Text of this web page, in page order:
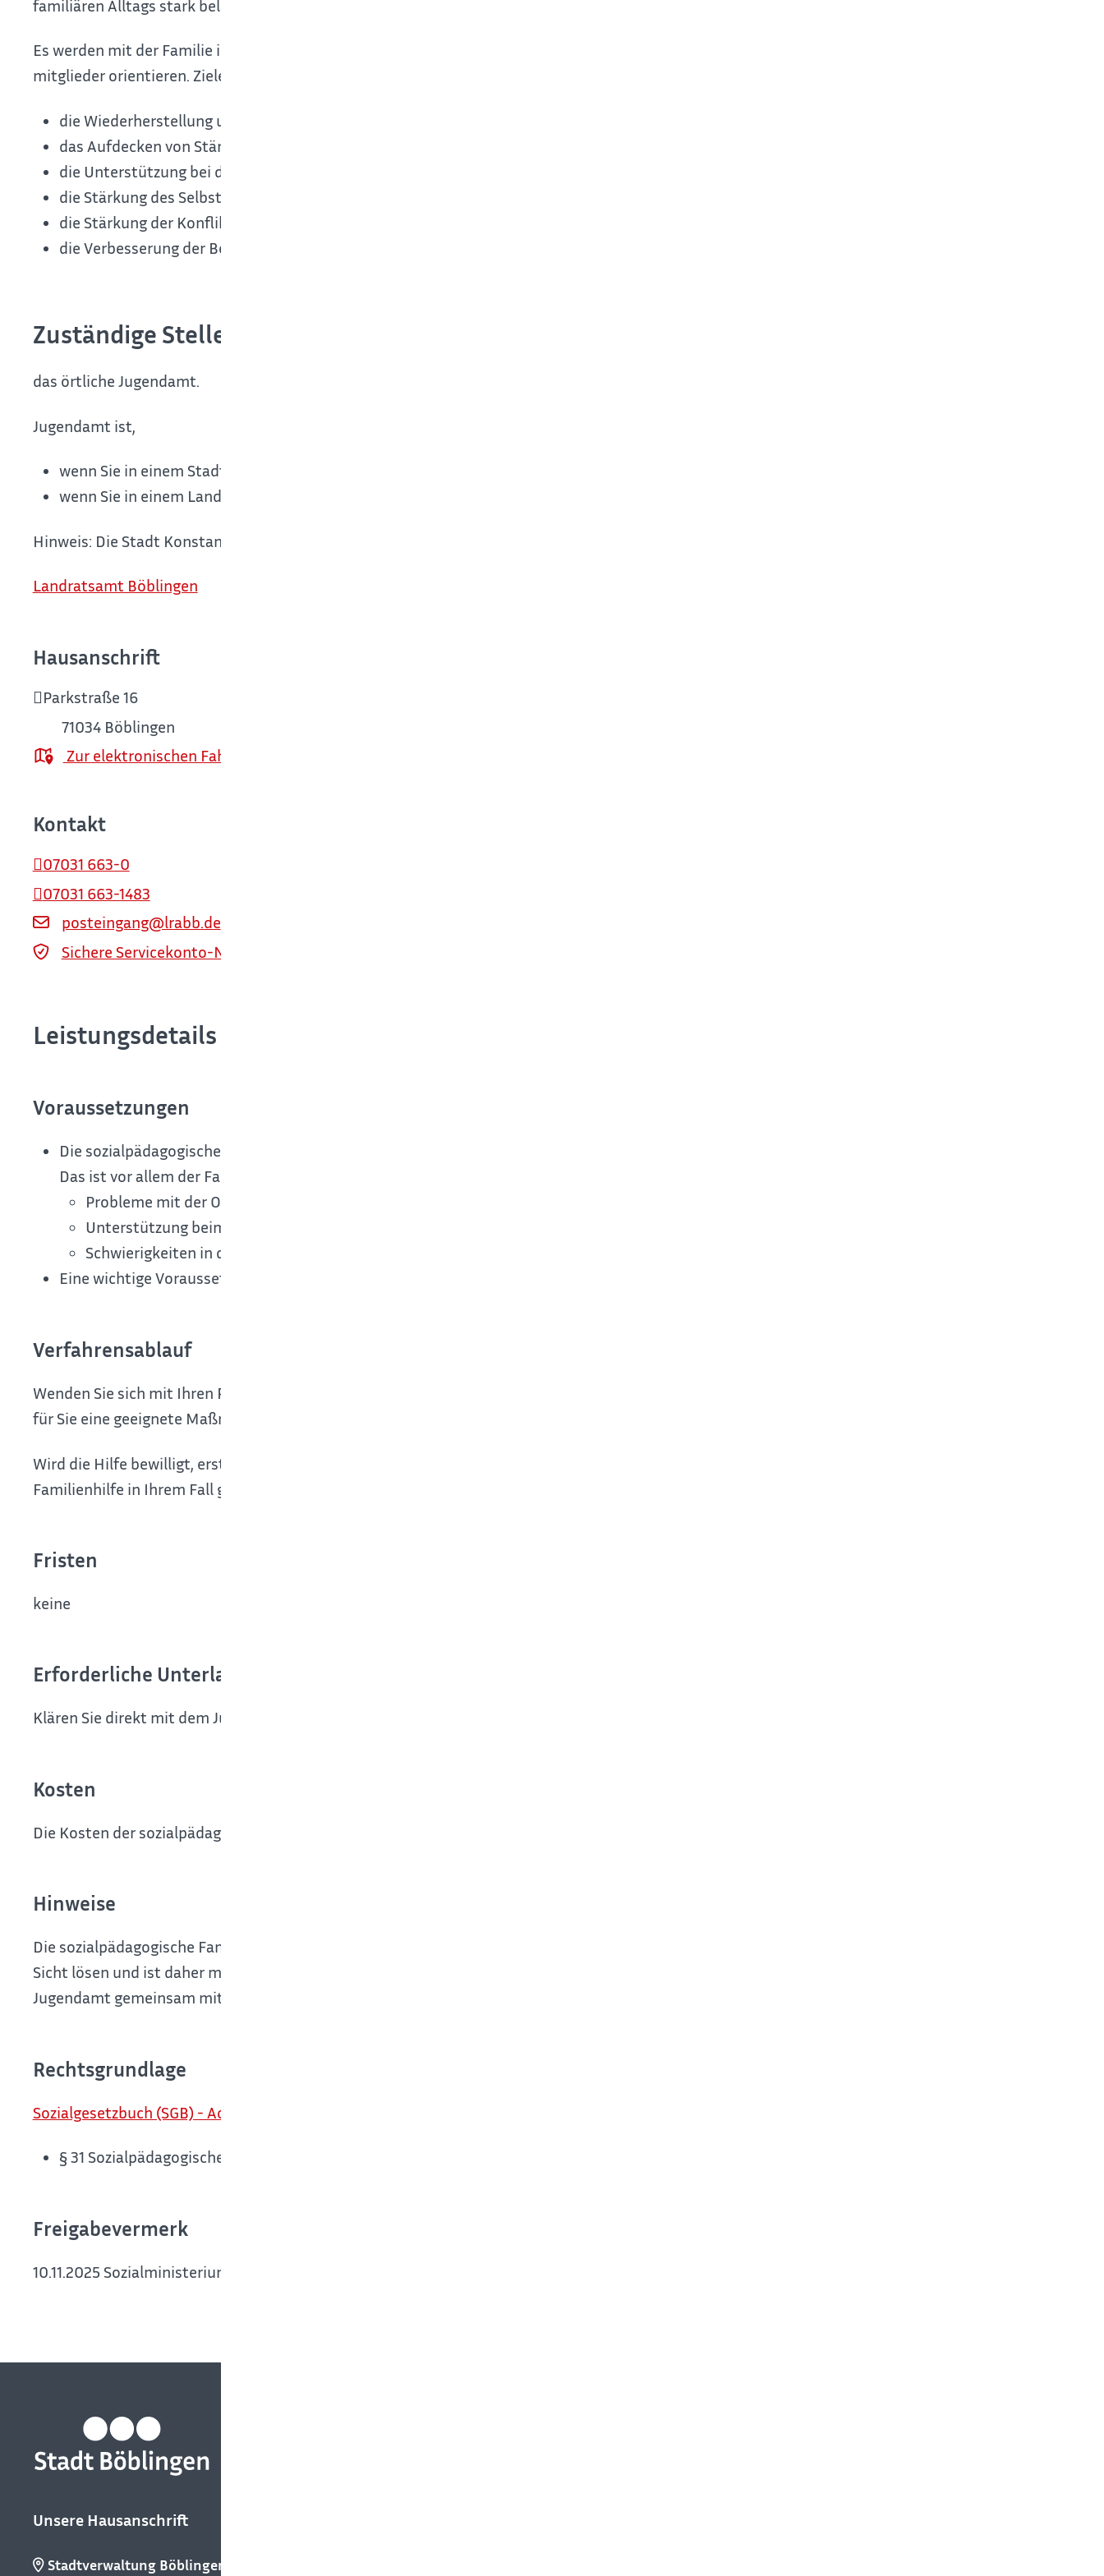
familiären Alltags stark belastet sind.
Es werden mit der Familie individuelle Ziele erarbeitet, die sich an den jeweiligen Ressourcen und Fähigkeiten der Familien­
mitglieder orientieren. Ziele können z. B. sein:
die Wiederherstellung und Stärkung der Erziehungsfähigkeit
das Aufdecken von Stärken und Fähigkeiten der einzelnen Familienmitglieder
die Unterstützung bei der Alltagsbewältigung
die Stärkung des Selbstwertgefühls
die Stärkung der Konfliktfähigkeit
die Verbesserung der Beziehungen untereinander
Zuständige Stelle
das örtliche Jugendamt.
Jugendamt ist,
wenn Sie in einem Stadtkreis wohnen: die Stadtverwaltung
wenn Sie in einem Landkreis wohnen: das Landratsamt
Hinweis: Die Stadt Konstanz nimmt die Aufgaben als örtlicher Träger der Jugendhilfe selbst wahr.
Landratsamt Böblingen
Hausanschrift
Parkstraße 16
71034 Böblingen
Zur elektronischen Fahrplanauskunft
Kontakt
07031 663-0
07031 663-1483
posteingang@lrabb.de
Sichere Servicekonto-Nachricht über service-bw.de senden
Leistungsdetails
Voraussetzungen
Die sozialpädagogische Familienhilfe ist geeignet, den Betroffenen zu helfen.
Das ist vor allem der Fall, wenn Sie
Probleme mit der Organisation des Alltags haben,
Unterstützung beim Umgang mit Ämtern, Schulen, Ärztinnen und Ärzten benötigen oder
Schwierigkeiten in der Versorgung und Erziehung Ihrer Kinder auftreten.
Eine wichtige Voraussetzung für den Erfolg der Leistung ist Ihre Bereitschaft, Hilfe anzunehmen und an Veränderungen mitzuarbeiten.
Verfahrensablauf
Wenden Sie sich mit Ihren Problemen an das zuständige Jugendamt. Es entscheidet, ob die sozialpädagogische Familienhilfe
für Sie eine geeignete Maßnahme ist. Es hilft Ihnen bei der Beantragung und berät Sie auch über andere Hilfemöglichkeiten.
Wird die Hilfe bewilligt, erstellen alle Beteiligten gemeinsam einen Hilfeplan. Darin wird festlegt, wie die sozialpädagogische
Familienhilfe in Ihrem Fall gestaltet werden soll, damit alle Familienmitglieder davon profitieren.
Fristen
keine
Erforderliche Unterlagen
Klären Sie direkt mit dem Jugendamt, welche Unterlagen Sie vorlegen müssen.
Kosten
Die Kosten der sozialpädagogischen Familienhilfe trägt das Jugendamt.
Hinweise
Die sozialpädagogische Familienhilfe soll in erster Linie
Sicht lösen und ist daher meist für einen längeren Zeitraum ausgelegt. Die genaue Dauer im Einzelfall bestimmt das
Jugendamt gemeinsam mit allen Beteiligten und legt sie im Hilfeplan fest.
Rechtsgrundlage
Sozialgesetzbuch (SGB) - Achtes Buch (VIII) - Kinder- und Jugendhilfe:
§ 31 Sozialpädagogische Familienhilfe
Freigabevermerk
10.11.2025 Sozialministerium Baden-Württemberg
Unsere Hausanschrift
Stadtverwaltung Böblingen